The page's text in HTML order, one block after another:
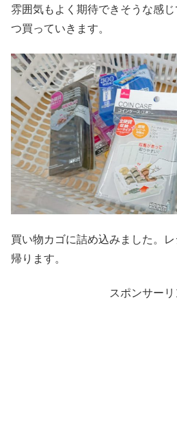
雰囲気もよく期待できそうな感
つ買っていきます。
買い物カゴに詰め込みました。
帰ります。
スポンサーリ